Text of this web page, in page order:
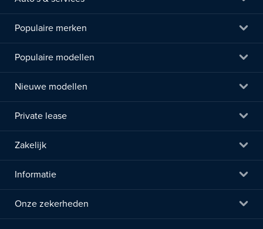
Populaire merken
Populaire modellen
Nieuwe modellen
Private lease
Zakelijk
Informatie
Onze zekerheden